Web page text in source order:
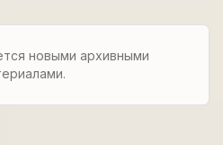
новыми архивными